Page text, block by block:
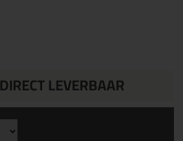
DIRECT LEVERBAAR